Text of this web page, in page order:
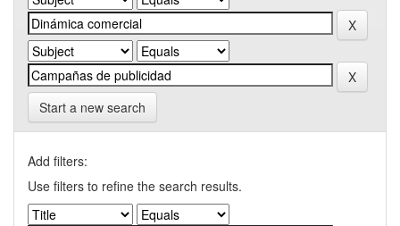
Start a new search
Add filters:
Use filters to refine the search results.